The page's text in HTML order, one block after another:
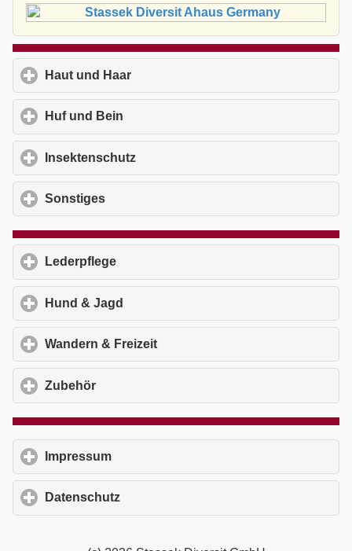
Haut und Haar
Huf und Bein
Insektenschutz
Sonstiges
Lederpflege
Hund & Jagd
Wandern & Freizeit
Zubehör
Impressum
Datenschutz